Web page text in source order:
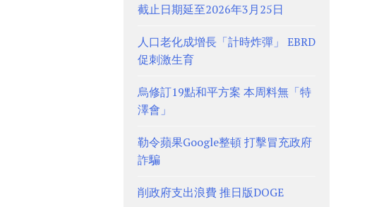
截止日期延至2026年3月25日
人口老化成增長「計時炸彈」 EBRD
促刺激生育
烏修訂19點和平方案 本周料無「特
澤會」
勒令蘋果Google整頓 打擊冒充政府
詐騙
削政府支出浪費 推日版DOGE